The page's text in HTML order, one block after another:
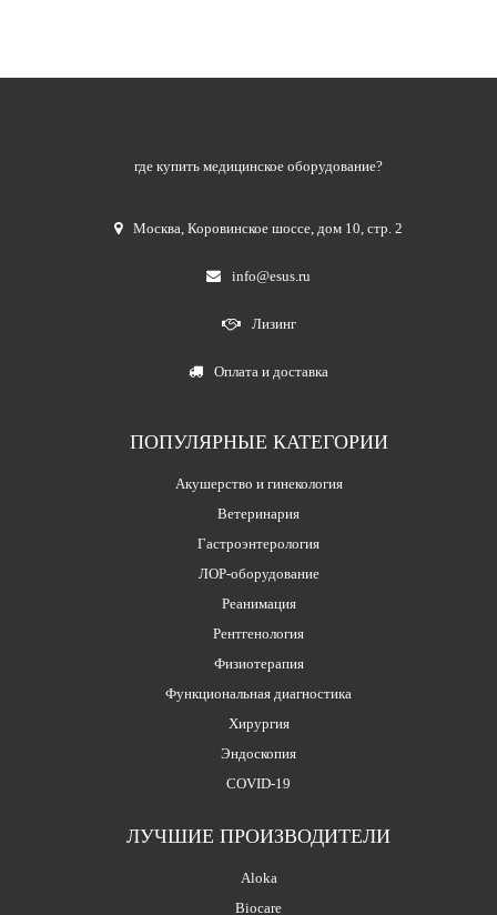
где купить медицинское оборудование?
Москва,Коровинское шоссе, дом 10, стр. 2
info@esus.ru
Лизинг
Оплата и доставка
ПОПУЛЯРНЫЕ КАТЕГОРИИ
Акушерство и гинекология
Ветеринария
Гастроэнтерология
ЛОР-оборудование
Реанимация
Рентгенология
Физиотерапия
Функциональная диагностика
Хирургия
Эндоскопия
COVID-19
ЛУЧШИЕ ПРОИЗВОДИТЕЛИ
Aloka
Biocare